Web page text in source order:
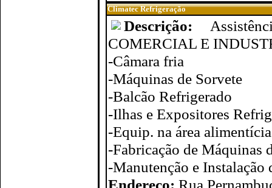
Climatec Refrigeração
Descrição:
COMERCIAL E
-Câmara fria
-Máquinas de Sorvete
-Balcão Refrigerado
-Ilhas e Expositores
-Equip. na área
-Fabricação de Máquinas
-Manutenção e
Endereço: Rua